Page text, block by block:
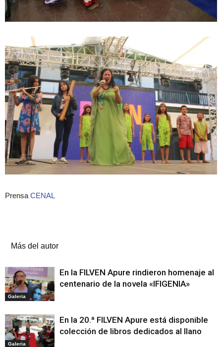
Prensa CENAL
Más del autor
Galeria
En la FILVEN Apure rindieron homenaje al
centenario de la novela «IFIGENIA»
Galeria
En la 20.ª FILVEN Apure está disponible
colección de libros dedicados al llano